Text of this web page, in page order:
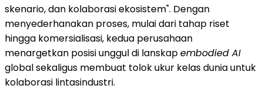
skenario, dan kolaborasi ekosistem". Dengan
menyederhanakan proses, mulai dari tahap riset
hingga komersialisasi, kedua perusahaan
menargetkan posisi unggul di lanskapembodied AI
global sekaligus membuat tolok ukur kelas dunia untuk
kolaborasi lintasindustri.